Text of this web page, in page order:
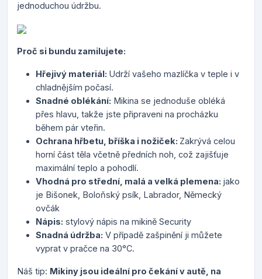
jednoduchou údržbu.
Proč si bundu zamilujete:
Hřejivý materiál: Udrží vašeho mazlíčka v teple i v
chladnějším počasí.
Snadné oblékání: Mikina se jednoduše obléká
přes hlavu, takže jste připraveni na procházku
během pár vteřin.
Ochrana hřbetu, bříška i nožiček: Zakrývá celou
horní část těla včetně předních noh, což zajišťuje
maximální teplo a pohodlí.
Vhodná pro střední, malá a velká plemena: jako
je Bišonek, Boloňský psík, Labrador, Německý
ovčák
Nápis: stylový nápis na mikině Security
Snadná údržba: V případě zašpinění ji můžete
vyprat v pračce na 30°C.
Náš tip: Mikiny jsou ideální pro čekání v autě, na